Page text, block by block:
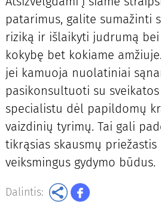
patarimus, galite sumažinti
riziką ir išlaikyti judrumą bei
kokybę bet kokiame
jei kamuoja nuolatiniai
pasikonsultuoti su
specialistu dėl papildomų
vaizdinių tyrimų. Tai gali
tikrąsias skausmų priežastis
veiksmingus gydymo būdus.
Dalintis: